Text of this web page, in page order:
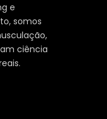
e
somos
ciência